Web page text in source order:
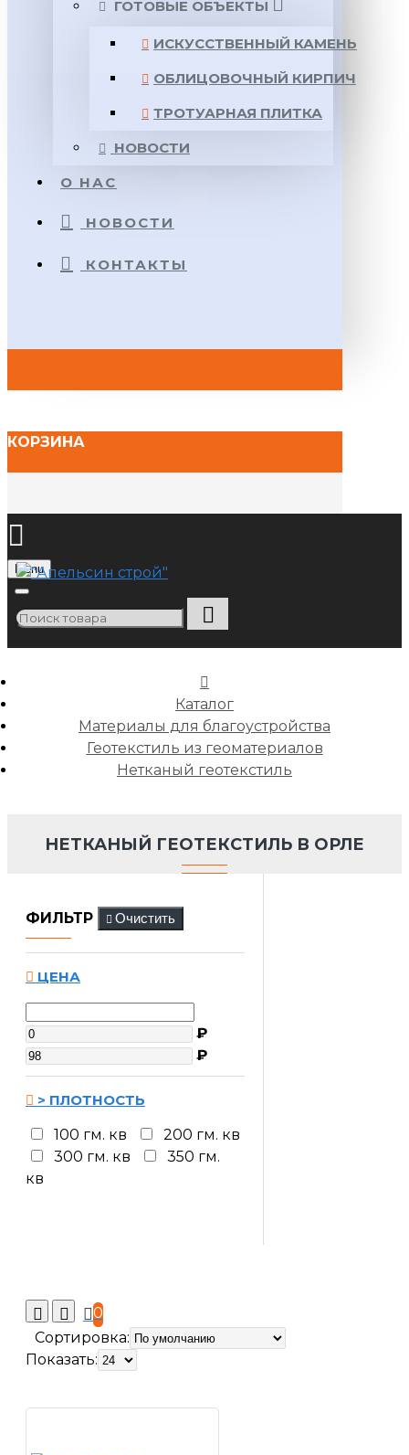
ГОТОВЫЕ ОБЪЕКТЫ
ИСКУССТВЕННЫЙ КАМЕНЬ
ОБЛИЦОВОЧНЫЙ КИРПИЧ
ТРОТУАРНАЯ ПЛИТКА
НОВОСТИ
О НАС
НОВОСТИ
КОНТАКТЫ
КОРЗИНА
Menu
Каталог
Материалы для благоустройства
Геотекстиль из геоматериалов
Нетканый геотекстиль
НЕТКАНЫЙ ГЕОТЕКСТИЛЬ В ОРЛЕ
ФИЛЬТР Очистить
ЦЕНА
₽
₽
> ПЛОТНОСТЬ
100 гм. кв
200 гм. кв
300 гм. кв
350 гм.
кв
0
Сортировка:
Показать: